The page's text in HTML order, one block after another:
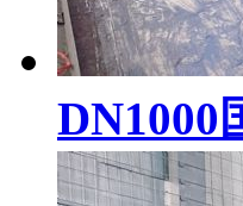
DN1000